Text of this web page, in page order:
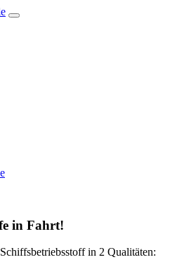
in Fahrt!
in 2 Qualitäten: